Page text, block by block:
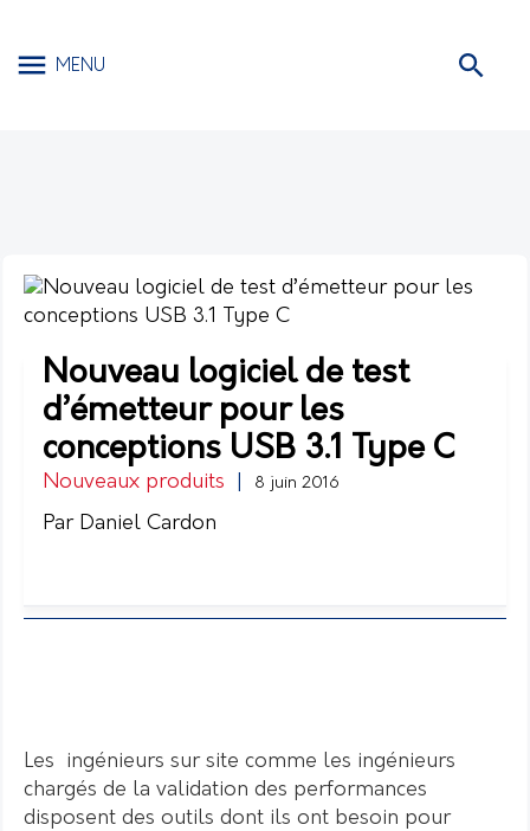
MENU
Nouveau logiciel de test
d’émetteur pour les
conceptions USB 3.1 Type C
Nouveaux produits 8 juin 2016
Par Daniel Cardon
Les ingénieurs sur site comme les ingénieurs
chargés de la validation des performances
disposent des outils dont ils ont besoin pour